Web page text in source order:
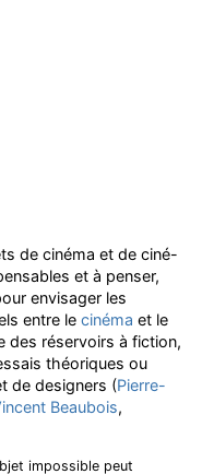
de cinéma et de ciné-
et à penser,
envisager les
entre le cinéma et le
des réservoirs à fiction,
théoriques ou
de designers (Pierre-
Beaubois,
impossible peut